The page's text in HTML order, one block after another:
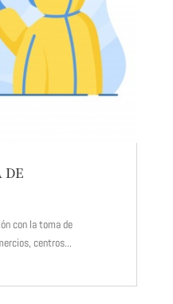
DE
con la toma de
centros...